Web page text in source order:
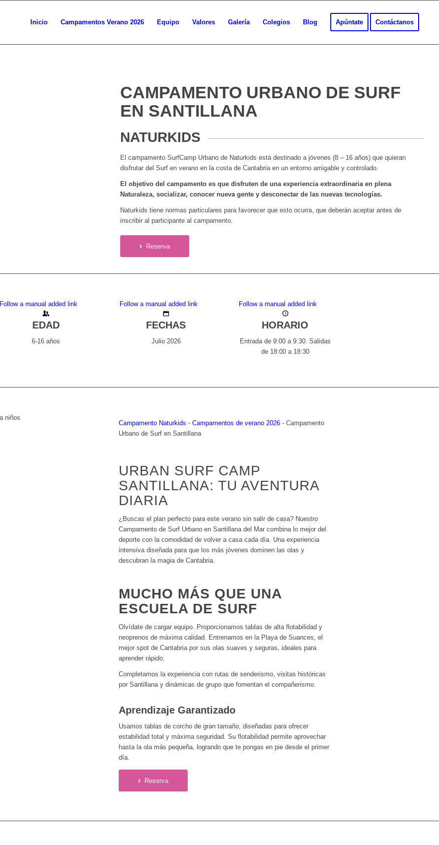
Inicio Campamentos Verano 2026 Equipo Valores Galería Colegios Blog Apúntate Contáctanos
CAMPAMENTO URBANO DE SURF
EN SANTILLANA
NATURKIDS
El campamento SurfCamp Urbano de Naturkids está destinado a jóvenes (8 – 16 años) que quieran
disfrutar del Surf en verano en la costa de Cantabria en un entorno amigable y controlado.
El objetivo del campamento es que disfruten de una experiencia extraordinaria en plena
Naturaleza, socializar, conocer nueva gente y desconectar de las nuevas tecnologías.
Naturkids tiene normas particulares para favorecer que esto ocurra, que deberán aceptar antes de
inscribir al participante al campamento.
Reserva
Follow a manual added link
EDAD
6-16 años
Follow a manual added link
FECHAS
Julio 2026
Follow a manual added link
HORARIO
Entrada de 9:00 a 9:30. Salidas
de 18:00 a 18:30
Campamento Naturkids -Campamentos de verano 2026 -Campamento
Urbano de Surf en Santillana
URBAN SURF CAMP
SANTILLANA: TU AVENTURA
DIARIA
¿Buscas el plan perfecto para este verano sin salir de casa? Nuestro
Campamento de Surf Urbano en Santillana del Mar combina lo mejor del
deporte con la comodidad de volver a casa cada día. Una experiencia
intensiva diseñada para que los más jóvenes dominen las olas y
descubran la magia de Cantabria.
MUCHO MÁS QUE UNA
ESCUELA DE SURF
Olvídate de cargar equipo. Proporcionamos tablas de alta flotabilidad y
neoprenos de máxima calidad. Entrenamos en la Playa de Suances, el
mejor spot de Cantabria por sus olas suaves y seguras, ideales para
aprender rápido.
Completamos la experiencia con rutas de senderismo, visitas históricas
por Santillana y dinámicas de grupo que fomentan el compañerismo.
Aprendizaje Garantizado
Usamos tablas de corcho de gran tamaño, diseñadas para ofrecer
estabilidad total y máxima seguridad. Su flotabilidad permite aprovechar
hasta la ola más pequeña, logrando que te pongas en pie desde el primer
día.
Reserva